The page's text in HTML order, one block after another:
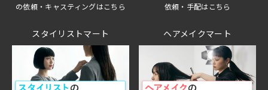
の依頼・キャスティングはこちら
依頼・手配はこちら
スタイリストマート ヘアメイクマート